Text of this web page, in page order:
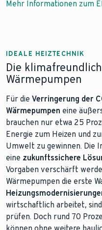
Mehr Informationen zum
IDEALE HEIZTECHNIK
Die
Wärmepumpen
Für die Verringerung der
Wärmepumpen eine
brauchen nur etwa 25
Energie zum Heizen und
Umwelt zu gewinnen. Die
eine zukunftssichere
Vorgaben verschärft
Wärmepumpen die erste
wirtschaftlich arbeitet,
prüfen. Doch rund 70